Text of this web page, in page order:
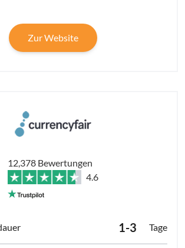
Zur Website
12,378 Bewertungen
4.6
1-3 Tage